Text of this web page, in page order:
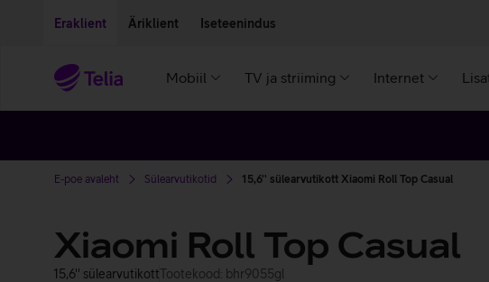
Eraklient Äriklient Iseteenindus
Mobiil TV ja striiming Internet
E-poe avaleht Sülearvutikotid 15,6'' sülearvutikott Xiaomi Roll Top Casual
Xiaomi Roll Top Casual
15,6'' sülearvutikottTootekood: bhr9055gl